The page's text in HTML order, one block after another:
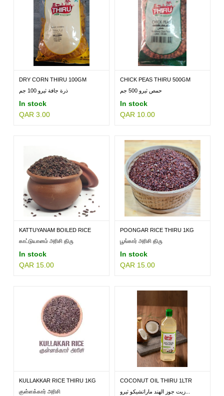
DRY CORN THIRU 100GM
ذرة جافة ثيرو 100 جم
In stock
QAR 3.00
CHICK PEAS THIRU 500GM
حمص ثيرو 500 جم
In stock
QAR 10.00
KATTUYANAM BOILED RICE
THIRU...
காட்டுயானம் அரிசி திரு
In stock
QAR 15.00
POONGAR RICE THIRU 1KG
பூங்கார் அரிசி திரு
In stock
QAR 15.00
KULLAKKAR RICE THIRU 1KG
குள்ளக்கார் அரிசி
COCONUT OIL THIRU 1LTR